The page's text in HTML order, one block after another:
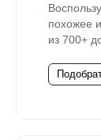
похожее
из 700+